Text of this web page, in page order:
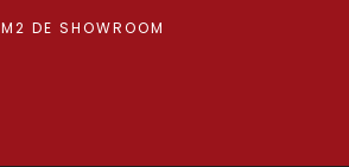
M2 DE SHOWROOM